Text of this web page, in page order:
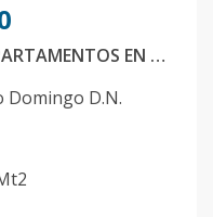
MODERNO PROYECTO DE APARTAMENTOS EN ARROYO HONDO VIEJO PROXIMO A BODY SHOP
Domingo D.N.